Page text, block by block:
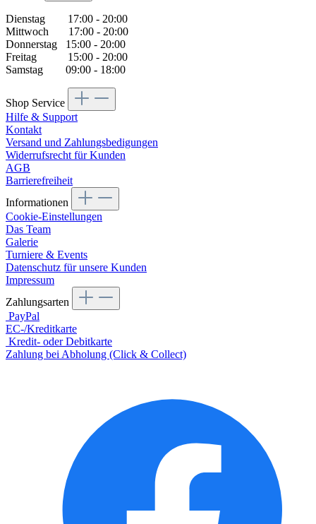
Dienstag 17:00 - 20:00
Mittwoch 17:00 - 20:00
Donnerstag 15:00 - 20:00
Freitag 15:00 - 20:00
Samstag 09:00 - 18:00
Shop Service
Hilfe & Support
Kontakt
Versand und Zahlungsbedigungen
Widerrufsrecht für Kunden
AGB
Barrierefreiheit
Informationen
Cookie-Einstellungen
Das Team
Galerie
Turniere & Events
Datenschutz für unsere Kunden
Impressum
Zahlungsarten
PayPal
EC-/Kreditkarte
Kredit- oder Debitkarte
Zahlung bei Abholung (Click & Collect)